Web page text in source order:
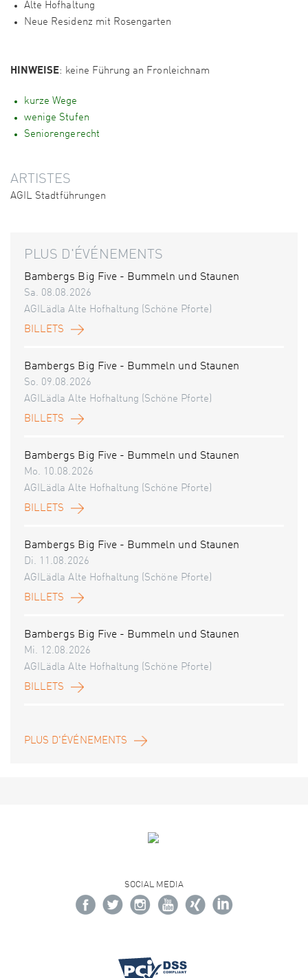
Alte Hofhaltung
Neue Residenz mit Rosengarten
HINWEISE: keine Führung an Fronleichnam
kurze Wege
wenige Stufen
Seniorengerecht
ARTISTES
AGIL Stadtführungen
PLUS D'ÉVÉNEMENTS
Bambergs Big Five - Bummeln und Staunen
Sa. 08.08.2026
AGILädla Alte Hofhaltung (Schöne Pforte)
BILLETS
Bambergs Big Five - Bummeln und Staunen
So. 09.08.2026
AGILädla Alte Hofhaltung (Schöne Pforte)
BILLETS
Bambergs Big Five - Bummeln und Staunen
Mo. 10.08.2026
AGILädla Alte Hofhaltung (Schöne Pforte)
BILLETS
Bambergs Big Five - Bummeln und Staunen
Di. 11.08.2026
AGILädla Alte Hofhaltung (Schöne Pforte)
BILLETS
Bambergs Big Five - Bummeln und Staunen
Mi. 12.08.2026
AGILädla Alte Hofhaltung (Schöne Pforte)
BILLETS
PLUS D'ÉVÉNEMENTS
SOCIAL MEDIA